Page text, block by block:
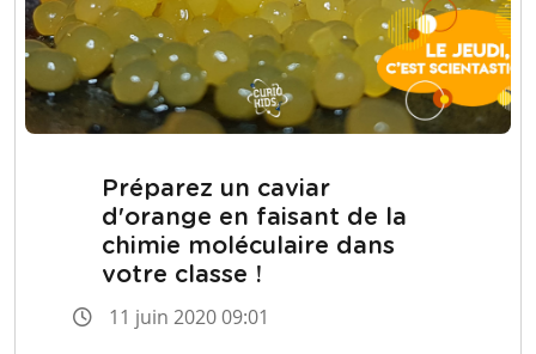
Préparez un caviar
d'orange en faisant de la
chimie moléculaire dans
votre classe !
11 juin 2020 09:01